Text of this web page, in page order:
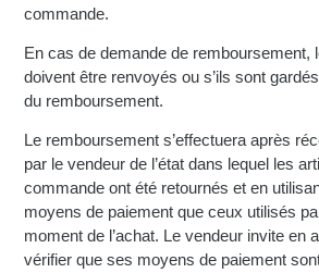
commande.
En cas de demande de remboursement,
doivent être renvoyés ou s’ils sont
du remboursement.
Le remboursement s’effectuera après
par le vendeur de l’état dans lequel les
commande ont été retournés et en
moyens de paiement que ceux utilisés
moment de l’achat. Le vendeur invite en
vérifier que ses moyens de paiement